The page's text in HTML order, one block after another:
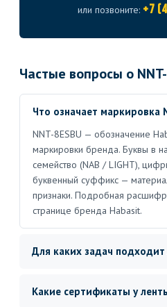
или позвоните: +7
Частые вопросы о NNT-
Что означает маркировка
NNT-8ESBU — обозначение
маркировки бренда. Буквы в
семейство (NAB / LIGHT),
буквенный суффикс —
признаки. Подробная
странице бренда Habasit.
Для каких задач подходит
Какие сертификаты у